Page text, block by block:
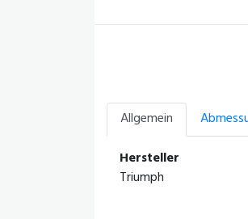
Allgemein
Hersteller
Triumph